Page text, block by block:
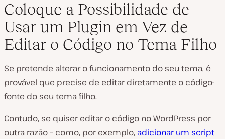
Coloque a Possibilidade de
Usar um Plugin em Vez de
Editar o Código no Tema Filho
Se pretende alterar o funcionamento do seu tema, é
provável que precise de editar diretamente o código-
fonte do seu tema filho.
Contudo, se quiser editar o código no WordPress por
outra razão – como, por exemplo, adicionar um script